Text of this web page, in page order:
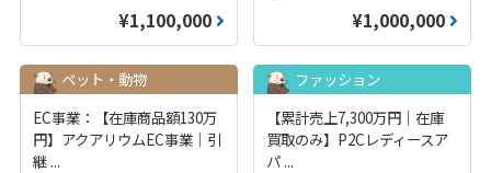
¥1,100,000 ¥1,000,000
ペット・動物
EC事業：【在庫商品額130万
円】アクアリウムEC事業｜引
継 ...
ファッション
【累計売上7,300万円｜在庫
買取のみ】P2Cレディースア
パ ...